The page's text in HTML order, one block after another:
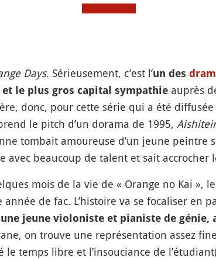
Days. Sérieusement, c’est l’un des
le plus gros capital sympathieauprès
donc, pour cette série qui a été diffusée
le pitch d’un dorama de 1995,
tombait amoureuse d’un jeune peintre
avec beaucoup de talent et sait accrocher
mois de la vie de « Orange no Kai »,
de fac. L’histoire va se focaliser en
une jeune violoniste et pianiste de génie,
on trouve une représentation assez
le temps libre et l’insouciance de